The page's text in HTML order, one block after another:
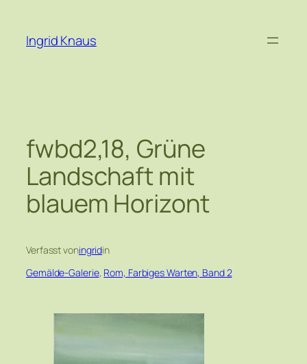
springen
Ingrid Knaus
fwbd2,18, Grüne
Landschaft mit
blauem Horizont
Verfasst voningridin
Gemälde-Galerie, Rom, Farbiges Warten, Band 2